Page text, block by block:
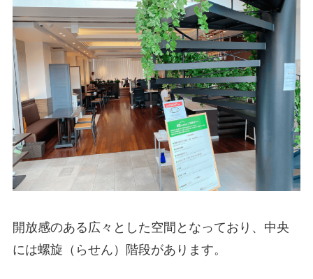
開放感のある広々とした空間となっており、中央
には螺旋（らせん）階段があります。